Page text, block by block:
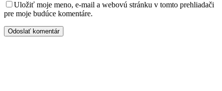
Uložiť moje meno, e-mail a webovú stránku v tomto prehliadači
pre moje budúce komentáre.
Odoslať komentár